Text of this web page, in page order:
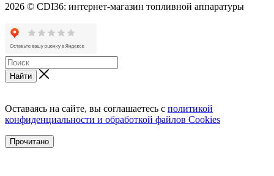
2026 © CDI36: интернет-магазин топливной аппаратуры
Найти
Оставаясь на сайте, вы соглашаетесь с политикой
конфиденциальности и обработкой файлов Cookies
Прочитано